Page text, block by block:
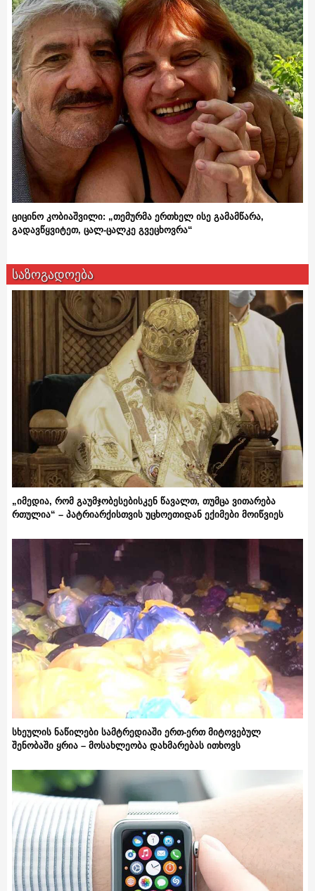
ციცინო კობიაშვილი: „თემურმა ერთხელ ისე გამამწარა,
გადავწყვიტეთ, ცალ-ცალკე გვეცხოვრა“
საზოგადოება
„იმედია, რომ გაუმჯობესებისკენ წავალთ, თუმცა ვითარება
რთულია“ – პატრიარქისთვის უცხოეთიდან ექიმები მოიწვიეს
სხეულის ნაწილები სამტრედიაში ერთ-ერთ მიტოვებულ
შენობაში ყრია – მოსახლეობა დახმარებას ითხოვს